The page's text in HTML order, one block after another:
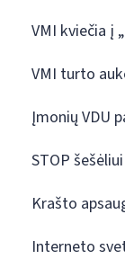
VMI kviečia į
VMI turto
Įmonių VDU
STOP šešėliui
Krašto
Interneto